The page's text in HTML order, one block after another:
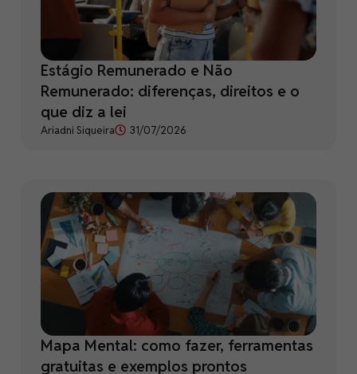
Estágio Remunerado e Não
Remunerado: diferenças, direitos e o
que diz a lei
Ariadni Siqueira 31/07/2026
Mapa Mental: como fazer, ferramentas
gratuitas e exemplos prontos